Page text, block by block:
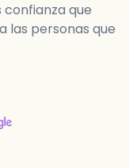
que
las personas que